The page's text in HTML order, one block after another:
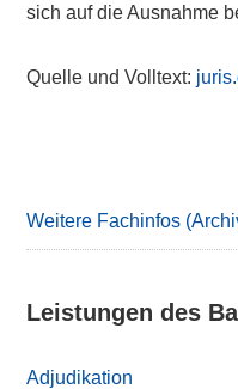
sich auf die Ausnahme
Quelle und Volltext:
Weitere Fachinfos
Leistungen des
Adjudikation